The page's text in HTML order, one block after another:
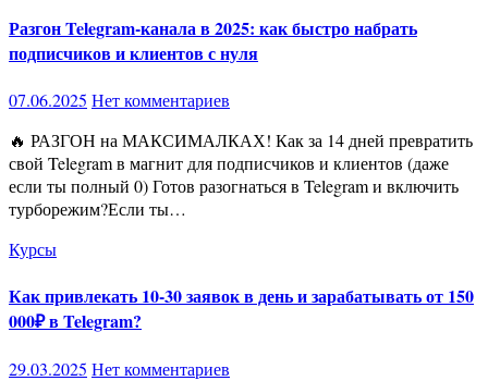
Разгон Telegram-канала в 2025: как быстро набрать
подписчиков и клиентов с нуля
07.06.2025 Нет комментариев
🔥 РАЗГОН на МАКСИМАЛКАХ! Как за 14 дней превратить
свой Telegram в магнит для подписчиков и клиентов (даже
если ты полный 0) Готов разогнаться в Telegram и включить
турборежим?Если ты…
Курсы
Как привлекать 10-30 заявок в день и зарабатывать от 150
000₽ в Telegram?
29.03.2025 Нет комментариев